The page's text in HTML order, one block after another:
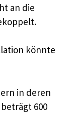
an die
könnte
in deren
600